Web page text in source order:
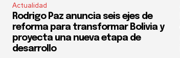
Actualidad
Rodrigo Paz anuncia seis ejes de
reforma para transformar Bolivia y
proyecta una nueva etapa de
desarrollo